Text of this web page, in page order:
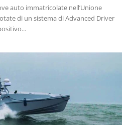
auto immatricolate nell’Unione
di un sistema di Advanced Driver